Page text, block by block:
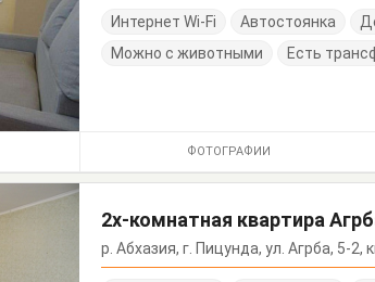
Интернет Wi-Fi Автостоянка
Можно с животными
Есть
ФОТОГРАФИИ
2х-комнатная квартира
р. Абхазия, г. Пицунда, ул. Агрба, 5-2,